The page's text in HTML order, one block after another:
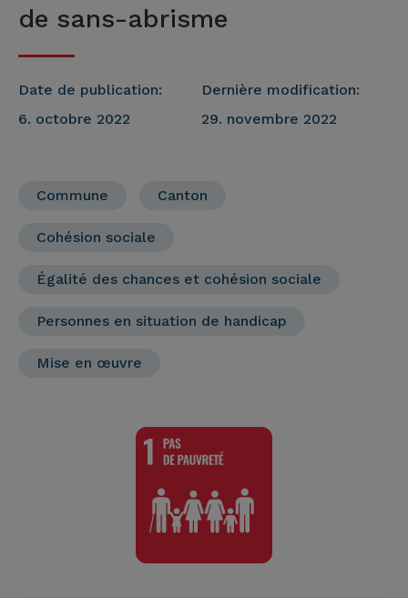
de sans-abrisme
Date de publication:
6. octobre 2022
Dernière modification:
29. novembre 2022
Commune Canton
Cohésion sociale
Égalité des chances et cohésion sociale
Personnes en situation de handicap
Mise en œuvre